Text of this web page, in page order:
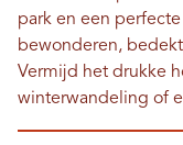
park en een
bewonderen,
Vermijd het drukke
winterwandeling of